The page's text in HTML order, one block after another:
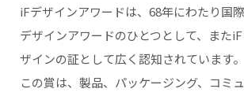
iFデザインアワードは、68年にわたり国
デザインアワードのひとつとして、また
ザインの証として広く認知されています。
この賞は、製品、パッケージング、コミュ